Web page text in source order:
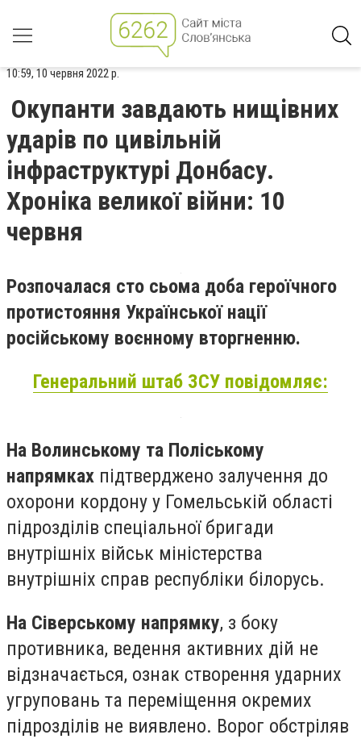
10:59, 10 червня 2022 р.
Окупанти завдають нищівних
ударів по цивільній
інфраструктурі Донбасу.
Хроніка великої війни: 10
червня
Розпочалася сто сьома доба героїчного
протистояння Української нації
російському воєнному вторгненню.
Генеральний штаб ЗСУ повідомляє:
На Волинському та Поліському
напрямках підтверджено залучення до
охорони кордону у Гомельській області
підрозділів спеціальної бригади
внутрішніх військ міністерства
внутрішніх справ республіки білорусь.
На Сіверському напрямку, з боку
противника, ведення активних дій не
відзначається, ознак створення ударних
угруповань та переміщення окремих
підрозділів не виявлено. Ворог обстріляв